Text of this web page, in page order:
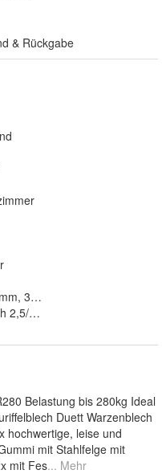
& Rückgabe
Belastung bis 280kg Ideal
Duett Warzenblech
hochwertige, leise und
mit Stahlfelge mit
mit Fes... Mehr